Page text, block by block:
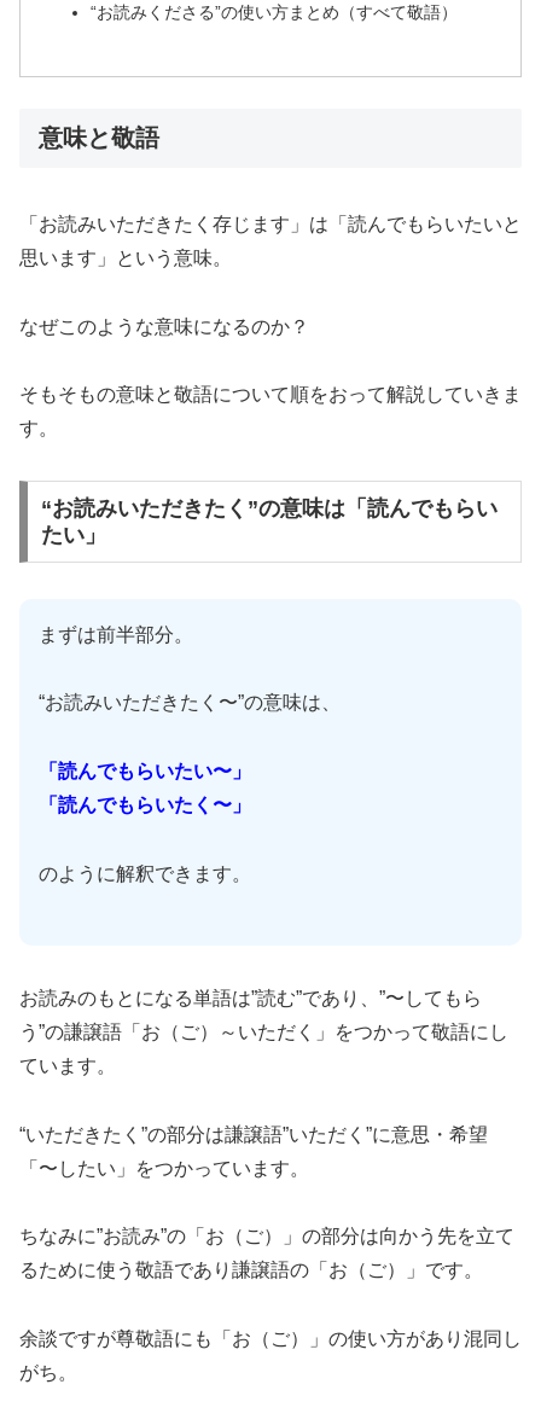
“お読みくださる”の使い方まとめ（すべて敬語）
意味と敬語
「お読みいただきたく存じます」は「読んでもらいたいと
思います」という意味。
なぜこのような意味になるのか？
そもそもの意味と敬語について順をおって解説していきま
す。
“お読みいただきたく”の意味は「読んでもらい
たい」
まずは前半部分。
“お読みいただきたく〜”の意味は、
「読んでもらいたい〜」
「読んでもらいたく〜」
のように解釈できます。
お読みのもとになる単語は”読む”であり、”〜してもら
う”の謙譲語「お（ご）～いただく」をつかって敬語にし
ています。
“いただきたく”の部分は謙譲語”いただく”に意思・希望
「〜したい」をつかっています。
ちなみに”お読み”の「お（ご）」の部分は向かう先を立て
るために使う敬語であり謙譲語の「お（ご）」です。
余談ですが尊敬語にも「お（ご）」の使い方があり混同し
がち。